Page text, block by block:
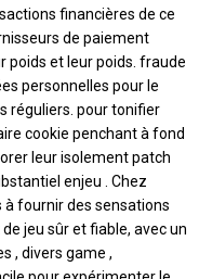
financières de ce
de paiement
poids et leur poids. fraude
personnelles pour le
réguliers. pour tonifier
cookie penchant à fond
leur isolement patch
enjeu . Chez
à fournir des sensations
jeu sûr et fiable, avec un
, divers game ,